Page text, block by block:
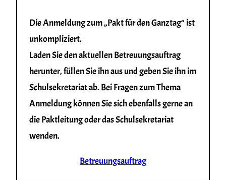
Die Anmeldung zum „Pakt für den Ganztag“ ist
unkompliziert.
Laden Sie den aktuellen Betreuungsauftrag
herunter, füllen Sie ihn aus und geben Sie ihn im
Schulsekretariat ab. Bei Fragen zum Thema
Anmeldung können Sie sich ebenfalls gerne an
die Paktleitung oder das Schulsekretariat
wenden.
Betreuungsauftrag